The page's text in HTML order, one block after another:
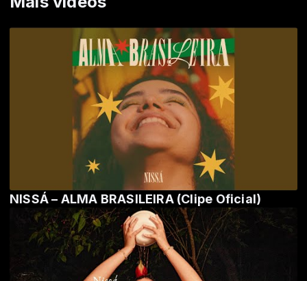
NISSÁ – ALMA BRASILEIRA (Clipe Oficial)